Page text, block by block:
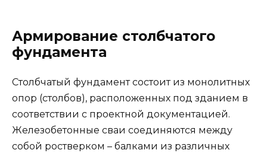
Армирование столбчатого
фундамента
Столбчатый фундамент состоит из монолитных
опор (столбов), расположенных под зданием в
соответствии с проектной документацией.
Железобетонные сваи соединяются между
собой ростверком – балками из различных